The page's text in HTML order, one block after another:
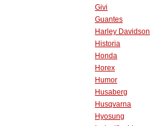
Givi
Guantes
Harley Davidson
Historia
Honda
Horex
Humor
Husaberg
Husqvarna
Hyosung